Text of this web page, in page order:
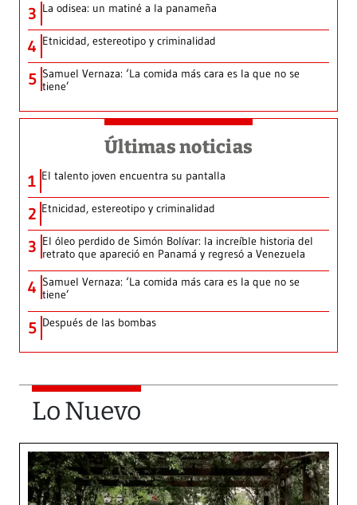
3 La odisea: un matiné a la panameña
4 Etnicidad, estereotipo y criminalidad
5 Samuel Vernaza: ‘La comida más cara es la que no se
tiene’
Últimas noticias
1 El talento joven encuentra su pantalla​
2 Etnicidad, estereotipo y criminalidad
3 El óleo perdido de Simón Bolívar: la increíble historia del
retrato que apareció en Panamá y regresó a Venezuela
4 Samuel Vernaza: ‘La comida más cara es la que no se
tiene’
5 Después de las bombas
Lo Nuevo